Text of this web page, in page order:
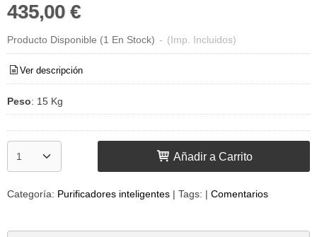
435,00 €
Producto Disponible (1 En Stock) - (Imp. Incluidos)
Ver descripción
Peso: 15 Kg
Añadir a Carrito
Categoría: Purificadores inteligentes | Tags: | Comentarios